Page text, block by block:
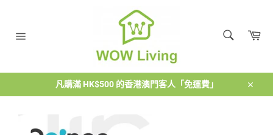
覽
購
凡購滿 HK$500 的香港澳門客人「免運費」
關